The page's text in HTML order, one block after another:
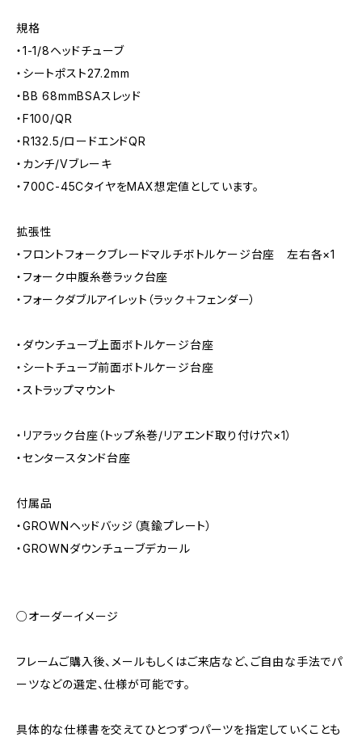
規格
・1-1/8ヘッドチューブ
・シートポスト27.2mm
・BB 68mmBSAスレッド
・F100/QR
・R132.5/ロードエンドQR
・カンチ/Vブレーキ
・700C-45CタイヤをMAX想定値としています。
拡張性
・フロントフォークブレードマルチボトルケージ台座 左右各×1
・フォーク中腹糸巻ラック台座
・フォークダブルアイレット（ラック＋フェンダー）
・ダウンチューブ上面ボトルケージ台座
・シートチューブ前面ボトルケージ台座
・ストラップマウント
・リアラック台座（トップ糸巻/リアエンド取り付け穴×1）
・センタースタンド台座
付属品
・GROWNヘッドバッジ（真鍮プレート）
・GROWNダウンチューブデカール
○オーダーイメージ
フレームご購入後、メールもしくはご来店など、ご自由な手法でパ
ーツなどの選定、仕様が可能です。
具体的な仕様書を交えてひとつずつパーツを指定していくことも